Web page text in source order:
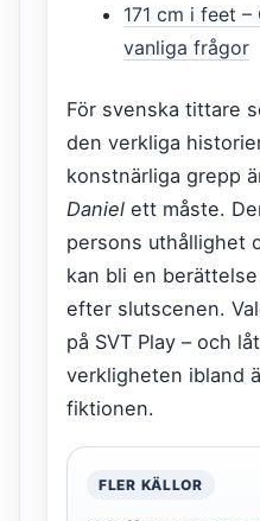
171 cm i feet
vanliga frågor
För svenska tittare
den verkliga
konstnärliga grepp
Daniel ett måste.
persons uthållighet
kan bli en
efter slutscenen.
på SVT Play – och
verkligheten ibland
fiktionen.
FLER KÄLLOR